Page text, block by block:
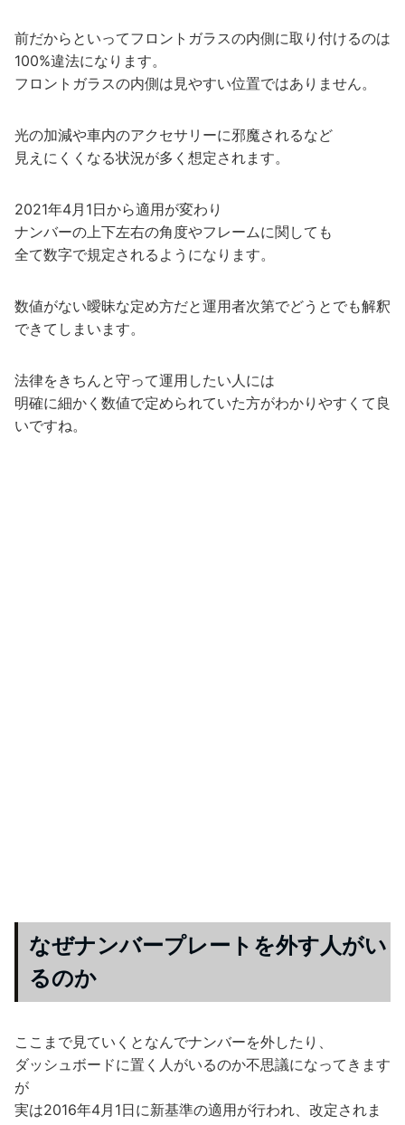
前だからといってフロントガラスの内側に取り付けるのは
100%違法になります。
フロントガラスの内側は見やすい位置ではありません。
光の加減や車内のアクセサリーに邪魔されるなど
見えにくくなる状況が多く想定されます。
2021年4月1日から適用が変わり
ナンバーの上下左右の角度やフレームに関しても
全て数字で規定されるようになります。
数値がない曖昧な定め方だと運用者次第でどうとでも解釈
できてしまいます。
法律をきちんと守って運用したい人には
明確に細かく数値で定められていた方がわかりやすくて良
いですね。
なぜナンバープレートを外す人がい
るのか
ここまで見ていくとなんでナンバーを外したり、
ダッシュボードに置く人がいるのか不思議になってきます
が
実は2016年4月1日に新基準の適用が行われ、改定されま